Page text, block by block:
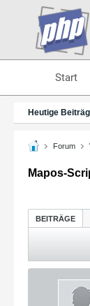
Start
Heutige
Forum
Mapos-
BEITRÄGE